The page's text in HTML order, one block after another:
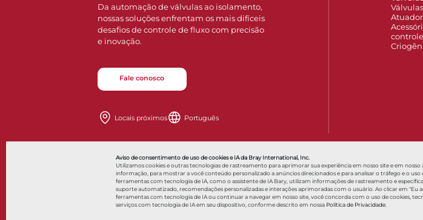
Aviso de consentimento de uso de cookies e IA da Bray International, Inc.
Utilizamos cookies e outras tecnologias de rastreamento para aprimorar sua experiência em nosso site e em
informação, para mostrar a você conteúdo personalizado a anúncios direcionados e para analisar o tráfego e o uso
ferramentas com tecnologia de IA, como o assistente de IA Bary, utilizam informações de rastreamento e
suporte automatizado, recomendações personalizadas e interações aprimoradas com o usuário. Ao clicar em "Eu
ferramentas com tecnologia de IA ou continuar a navegar em nosso site, você concorda com o uso de cookies,
serviços com tecnologia de IA em seu dispositivo, conforme descrito em nossa Política de Privacidade
Da automação de válvulas ao isolamento,
nossas soluções enfrentam os mais difíceis
desafios de controle de fluxo com precisão
e inovação.
Fale conosco
Locais próximos Português
controle
Also of Interest
© 2026 Bray International. Todos os direitos reservados Termos e